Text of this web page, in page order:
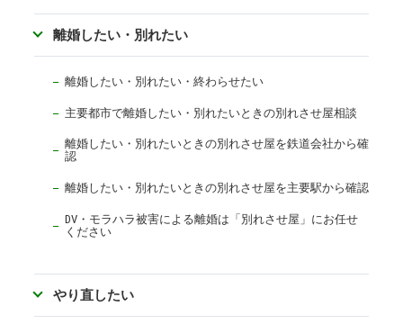
離婚したい・別れたい
離婚したい・別れたい・終わらせたい
主要都市で離婚したい・別れたいときの別れさせ屋相談
離婚したい・別れたいときの別れさせ屋を鉄道会社から確
認
離婚したい・別れたいときの別れさせ屋を主要駅から確認
DV・モラハラ被害による離婚は「別れさせ屋」にお任せ
ください
やり直したい